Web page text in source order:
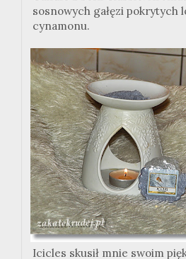
sosnowych gałęzi pokrytych
cynamonu.
Icicles skusił mnie swoim